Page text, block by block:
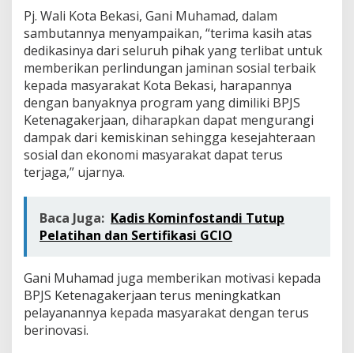
Pj. Wali Kota Bekasi, Gani Muhamad, dalam
sambutannya menyampaikan, “terima kasih atas
dedikasinya dari seluruh pihak yang terlibat untuk
memberikan perlindungan jaminan sosial terbaik
kepada masyarakat Kota Bekasi, harapannya
dengan banyaknya program yang dimiliki BPJS
Ketenagakerjaan, diharapkan dapat mengurangi
dampak dari kemiskinan sehingga kesejahteraan
sosial dan ekonomi masyarakat dapat terus
terjaga,” ujarnya.
Baca Juga: Kadis Kominfostandi Tutup
Pelatihan dan Sertifikasi GCIO
Gani Muhamad juga memberikan motivasi kepada
BPJS Ketenagakerjaan terus meningkatkan
pelayanannya kepada masyarakat dengan terus
berinovasi.